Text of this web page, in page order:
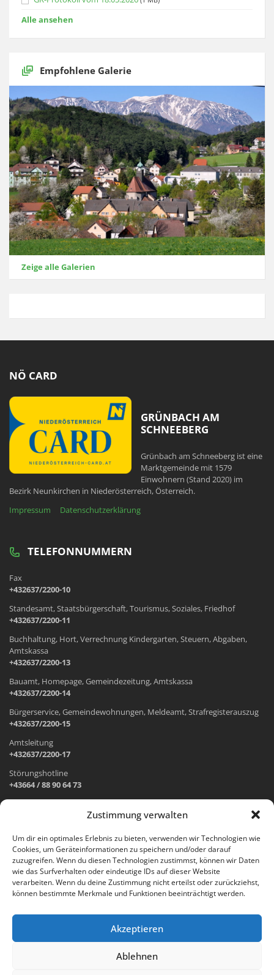
Zustimmung verwalten
Um dir ein optimales Erlebnis zu bieten, verwenden wir Technologien wie
Cookies, um Geräteinformationen zu speichern und/oder darauf
zuzugreifen. Wenn du diesen Technologien zustimmst, können wir Daten
wie das Surfverhalten oder eindeutige IDs auf dieser Website
verarbeiten. Wenn du deine Zustimmung nicht erteilst oder zurückziehst,
können bestimmte Merkmale und Funktionen beeinträchtigt werden.
Akzeptieren
Ablehnen
Alle ansehen
Empfohlene Galerie
Zeige alle Galerien
NÖ CARD
GRÜNBACH AM
SCHNEEBERG
Grünbach am Schneeberg ist eine
Marktgemeinde mit 1579
Einwohnern (Stand 2020) im
Bezirk Neunkirchen in Niederösterreich, Österreich.
Impressum
Datenschutzerklärung
TELEFONNUMMERN
Fax
+432637/2200-10
Standesamt, Staatsbürgerschaft, Tourismus, Soziales, Friedhof
+432637/2200-11
Buchhaltung, Hort, Verrechnung Kindergarten, Steuern, Abgaben,
Amtskassa
+432637/2200-13
Bauamt, Homepage, Gemeindezeitung, Amtskassa
+432637/2200-14
Bürgerservice, Gemeindewohnungen, Meldeamt, Strafregisterauszug
+432637/2200-15
Amtsleitung
+432637/2200-17
Störungshotline
+43664 / 88 90 64 73
Wr. Neustädter Straße 1
2733 Grünbach am Schneeberg
Öffnungszeiten Gemeindeamt:
Montag: 8.00 – 12.00 Uhr und 14.00 – 18.00 Uhr
Freitag: 8.00 – 12.00 Uhr
Email: